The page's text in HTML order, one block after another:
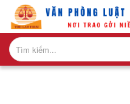
GIỚI
THIỆU